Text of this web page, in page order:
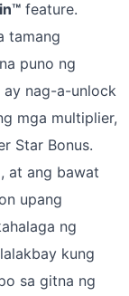
feature.
tamang
puno ng
nag-a-unlock
mga multiplier,
Star Bonus.
at ang bawat
upang
ng
kung
sa gitna ng